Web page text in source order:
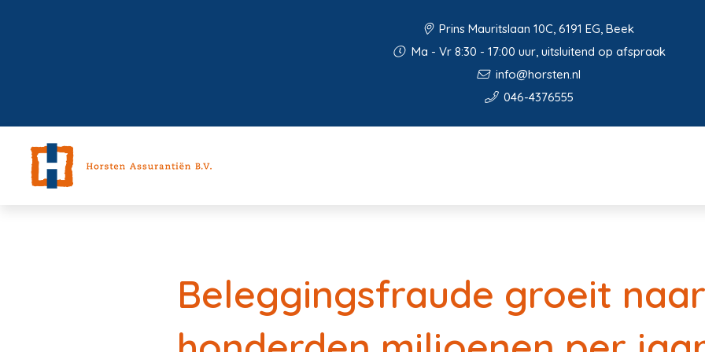
Prins Mauritslaan 10C, 6191 EG, Beek
Ma - Vr 8:30 - 17:00 uur, uitsluitend op afspraak
info@horsten.nl
046-4376555
Beleggingsfraude groeit naar